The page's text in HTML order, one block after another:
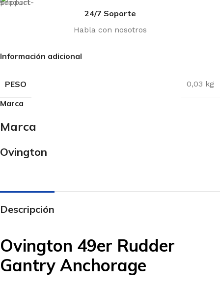
Carros de varada
Herrajes
Flotadores
Cabos
Cinchas
FUNDAS
Funda casco
Funda cubierta
Funda orza y timón
24/7 Soporte
Habla con nosotros
Información adicional
PESO 0,03 kg
Marca
Marca
Ovington
Descripción
Ovington 49er Rudder
Gantry Anchorage